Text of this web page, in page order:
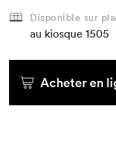
Disponible sur
au kiosque 1505
Acheter en